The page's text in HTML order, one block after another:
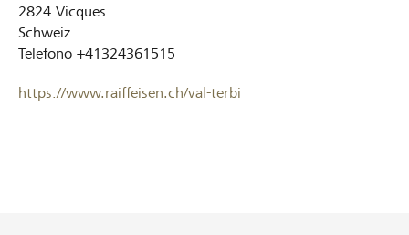
2824 Vicques
Schweiz
Telefono +41324361515
https://www.raiffeisen.ch/val-terbi